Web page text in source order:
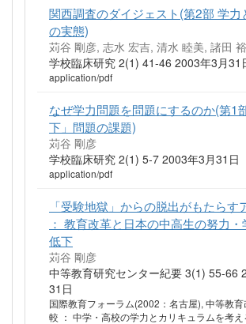
関西調査のダイジェスト(第2部 学力
の実態)
苅谷 剛彦, 志水 宏吉, 清水 睦美, 諸田
学校臨床研究 2(1) 41-46 2003年3月31
application/pdf
なぜ学力問題を問題にするのか(第1
下」問題の課題)
苅谷 剛彦
学校臨床研究 2(1) 5-7 2003年3月31日
application/pdf
「受験地獄」からの脱出がもたらす
： 教育改革と日本の中高生の努力
低下
苅谷 剛彦
中等教育研究センター紀要 3(1) 55-66
31日
国際教育フォーラム(2002：名古屋), 中等教
較 ： 中学・高校の学力とカリキュラムを考え